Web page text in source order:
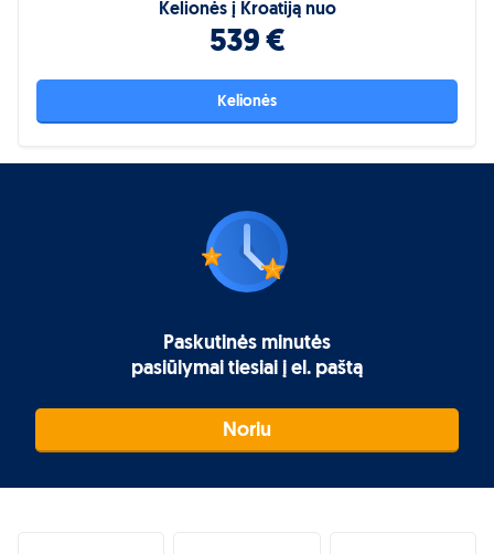
Kelionės į Kroatiją nuo
539 €
Kelionės
Paskutinės minutės
pasiūlymai tiesiai į el. paštą
Noriu